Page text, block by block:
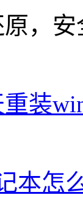
，
装
本怎